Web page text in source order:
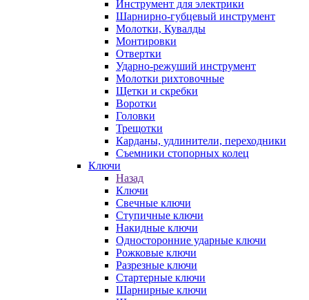
Инструмент для электрики
Шарнирно-губцевый инструмент
Молотки, Кувалды
Монтировки
Отвертки
Ударно-режуший инструмент
Молотки рихтовочные
Щетки и скребки
Воротки
Головки
Трещотки
Карданы, удлинители, переходники
Съемники стопорных колец
Ключи
Назад
Ключи
Свечные ключи
Ступичные ключи
Накидные ключи
Односторонние ударные ключи
Рожковые ключи
Разрезные ключи
Стартерные ключи
Шарнирные ключи